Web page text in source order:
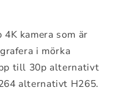
kamera som är
i mörka
till 30p alternativt
alternativt H265.